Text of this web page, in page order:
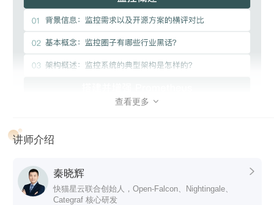
因此，优秀的软件，一定会暴露完备的监控指标，或者用现在
时髦的话讲，优秀的软件一定是可观测的
就拿我们常见的数据库中间件来说，你会发现虽然大家的指标
查看更多 
讲师介绍
秦晓辉
快猫星云联合创始人，Open-Falcon、Nightingale、
Categraf 核心研发
